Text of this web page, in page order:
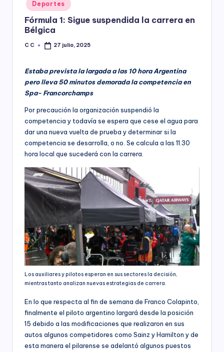
y
in
Deportes
Fórmula 1: Sigue suspendida la carrera en
Bélgica
Posted
C C 27 julio, 2025
Estaba prevista la largada a las 10 hora Argentina
pero lleva 50 minutos demorada la competencia en
Spa- Francorchamps
Por precaución la organización suspendió la
competencia y todavía se espera que cese el agua para
dar una nueva vuelta de prueba y determinar si la
competencia se desarrolla, o no. Se calcula a las 11.30
hora local que sucederá con la carrera.
Los auxiliares y pilotos esperan en sus sectores la decisión,
mientras tanto analizan nuevas estrategias de carrera.
En lo que respecta al fin de semana de Franco Colapinto,
finalmente el piloto argentino largará desde la posición
15 debido a las modificaciones que realizaron en sus
autos algunos competidores como Sainz y Hamilton y de
esta manera el pilarense se adelantó algunos puestos